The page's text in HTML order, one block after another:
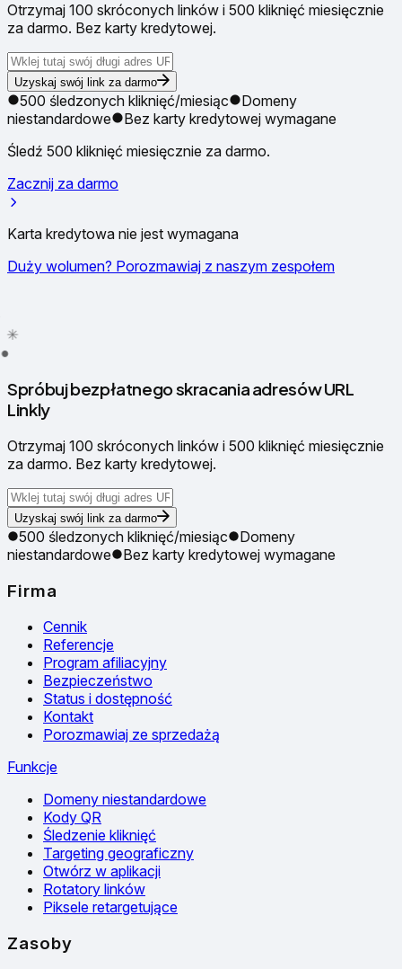
Otrzymaj 100 skróconych linków i 500 kliknięć miesięcznie
za darmo. Bez karty kredytowej.
Uzyskaj swój link za darmo
500 śledzonych kliknięć/miesiąc
Domeny
niestandardowe
Bez karty kredytowej wymagane
Śledź 500 kliknięć miesięcznie za darmo.
Zacznij za darmo
Karta kredytowa nie jest wymagana
Duży wolumen? Porozmawiaj z naszym zespołem
●
Spróbuj bezpłatnego skracania adresów URL
Linkly
Otrzymaj 100 skróconych linków i 500 kliknięć miesięcznie
za darmo. Bez karty kredytowej.
Uzyskaj swój link za darmo
500 śledzonych kliknięć/miesiąc
Domeny
niestandardowe
Bez karty kredytowej wymagane
Firma
Cennik
Referencje
Program afiliacyjny
Bezpieczeństwo
Status i dostępność
Kontakt
Porozmawiaj ze sprzedażą
Funkcje
Domeny niestandardowe
Kody QR
Śledzenie kliknięć
Targeting geograficzny
Otwórz w aplikacji
Rotatory linków
Piksele retargetujące
Zasoby